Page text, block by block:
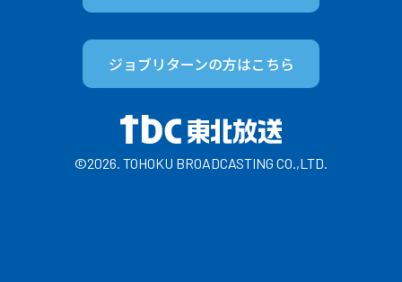
ジョブリターンの方はこちら
©2026. TOHOKU BROADCASTING CO.,LTD.